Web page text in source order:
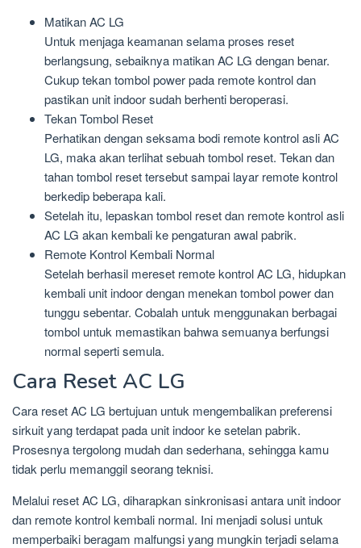
Matikan AC LG
Untuk menjaga keamanan selama proses reset
berlangsung, sebaiknya matikan AC LG dengan benar.
Cukup tekan tombol power pada remote kontrol dan
pastikan unit indoor sudah berhenti beroperasi.
Tekan Tombol Reset
Perhatikan dengan seksama bodi remote kontrol asli AC
LG, maka akan terlihat sebuah tombol reset. Tekan dan
tahan tombol reset tersebut sampai layar remote kontrol
berkedip beberapa kali.
Setelah itu, lepaskan tombol reset dan remote kontrol asli
AC LG akan kembali ke pengaturan awal pabrik.
Remote Kontrol Kembali Normal
Setelah berhasil mereset remote kontrol AC LG, hidupkan
kembali unit indoor dengan menekan tombol power dan
tunggu sebentar. Cobalah untuk menggunakan berbagai
tombol untuk memastikan bahwa semuanya berfungsi
normal seperti semula.
Cara Reset AC LG
Cara reset AC LG bertujuan untuk mengembalikan preferensi
sirkuit yang terdapat pada unit indoor ke setelan pabrik.
Prosesnya tergolong mudah dan sederhana, sehingga kamu
tidak perlu memanggil seorang teknisi.
Melalui reset AC LG, diharapkan sinkronisasi antara unit indoor
dan remote kontrol kembali normal. Ini menjadi solusi untuk
memperbaiki beragam malfungsi yang mungkin terjadi selama